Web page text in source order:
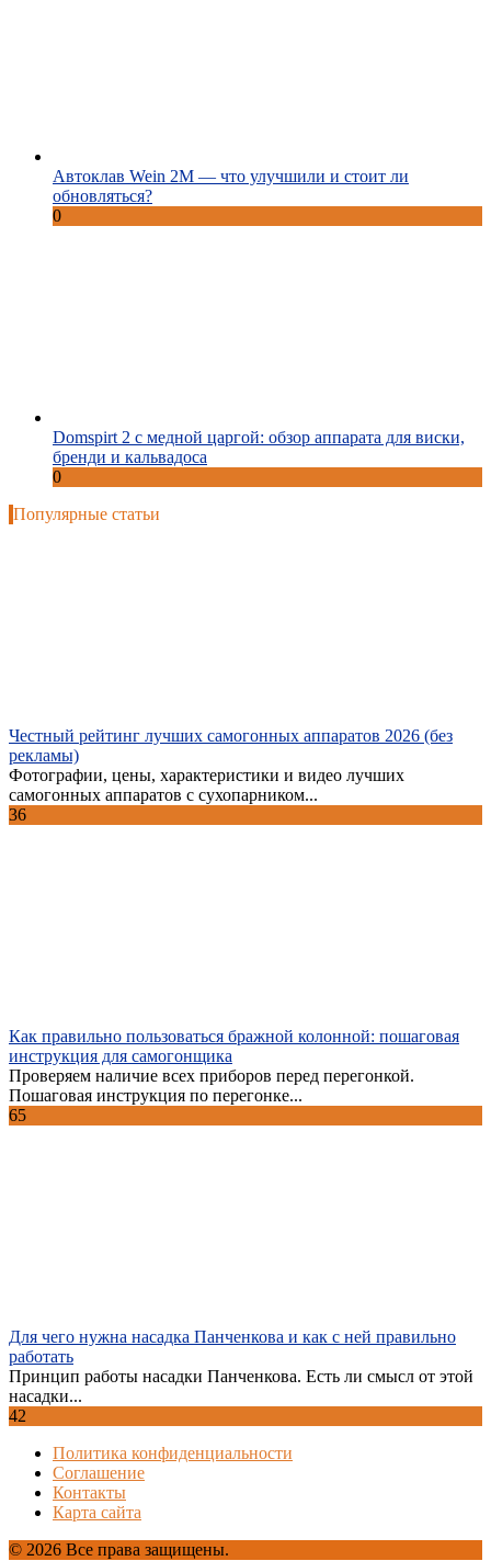
Автоклав Wein 2M — что улучшили и стоит ли
обновляться?
0
Domspirt 2 с медной царгой: обзор аппарата для виски,
бренди и кальвадоса
0
Популярные статьи
Честный рейтинг лучших самогонных аппаратов 2026 (без
рекламы)
Фотографии, цены, характеристики и видео лучших
самогонных аппаратов с сухопарником...
36
Как правильно пользоваться бражной колонной: пошаговая
инструкция для самогонщика
Проверяем наличие всех приборов перед перегонкой.
Пошаговая инструкция по перегонке...
65
Для чего нужна насадка Панченкова и как с ней правильно
работать
Принцип работы насадки Панченкова. Есть ли смысл от этой
насадки...
42
Политика конфиденциальности
Соглашение
Контакты
Карта сайта
© 2026 Все права защищены.